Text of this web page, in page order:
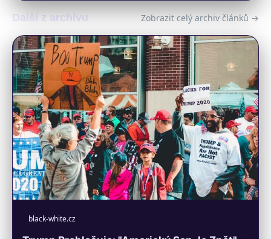
Další z archivu Zobrazit celý archiv článků →
black-white.cz